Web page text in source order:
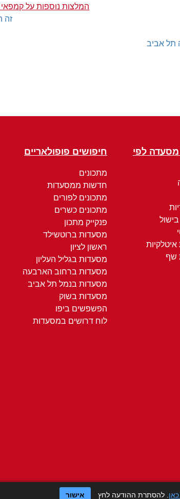
המלצות נוספות על
זה
תל אביב
לפי
שף
חיפושים פופולאריים
מתכונים
חדשות ממסעדות
מתכונים לפורים
מתכונים כשרים
פנקייק מתכון
מסעדות ברוטשילד
ראשון לציון
מסעדות בגליל העליון
מסעדות ברחוב הארבעה
מסעדות בנמל תל אביב
מסעדות בשוק
הפשפשים ביפו
לוח דרושים במסעדות
. להסתרת ההודעה לחץ אישור